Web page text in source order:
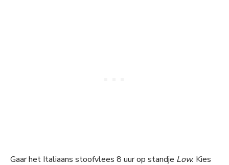
Gaar het Italiaans stoofvlees 8 uur op standje Low. Kies